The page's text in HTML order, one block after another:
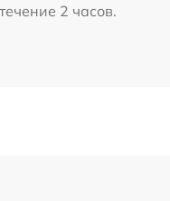
течение 2 часов.